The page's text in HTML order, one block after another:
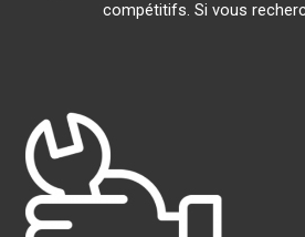
compétitifs. Si vous